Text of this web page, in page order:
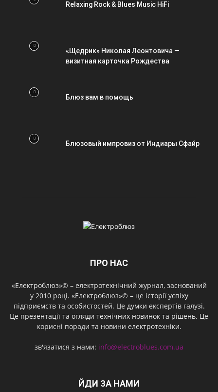
Relaxing Rock & Blues Music HiFi
«Щедрик» Николая Леонтовича —
визитная карточка Рождества
Блюз вам в помощь
Блюзовый импровиз от Индиары Сфайр
ПРО НАС
«Електроблюз»© – електротехнічний журнал, заснований
у 2010 році. «Електроблюз»© – це історії успіху
підприємств та особистостей. Це думки експертів галузі.
Це презентації та огляди технічних новинок та рішень. Це
корисні поради та новини електротехніки.
зв'язатися з нами: info@electroblues.com.ua
ЙДИ ЗА НАМИ